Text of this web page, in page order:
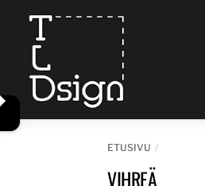
content
ETUSIVU
VIHREÄ